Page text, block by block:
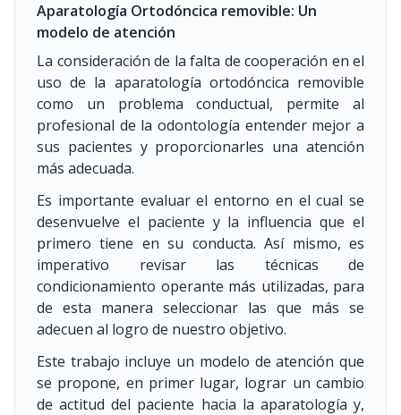
Aparatología Ortodóncica removible: Un
modelo de atención
La consideración de la falta de cooperación en el
uso de la aparatología ortodóncica removible
como un problema conductual, permite al
profesional de la odontología entender mejor a
sus pacientes y proporcionarles una atención
más adecuada.
Es importante evaluar el entorno en el cual se
desenvuelve el paciente y la influencia que el
primero tiene en su conducta. Así mismo, es
imperativo revisar las técnicas de
condicionamiento operante más utilizadas, para
de esta manera seleccionar las que más se
adecuen al logro de nuestro objetivo.
Este trabajo incluye un modelo de atención que
se propone, en primer lugar, lograr un cambio
de actitud del paciente hacia la aparatología y,